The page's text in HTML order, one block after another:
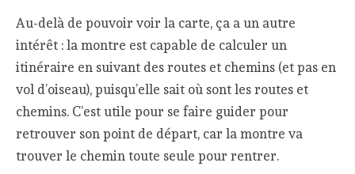
Au-delà de pouvoir voir la carte, ça a un autre
intérêt : la montre est capable de calculer un
itinéraire en suivant des routes et chemins (et pas en
vol d’oiseau), puisqu’elle sait où sont les routes et
chemins. C’est utile pour se faire guider pour
retrouver son point de départ, car la montre va
trouver le chemin toute seule pour rentrer.